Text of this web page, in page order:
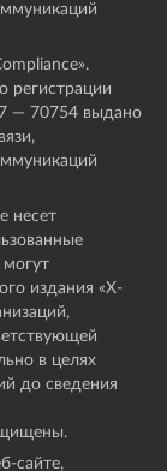
регистрации
— 70754 выдано
несет
издания «X-
в целях
до сведения
сайте,